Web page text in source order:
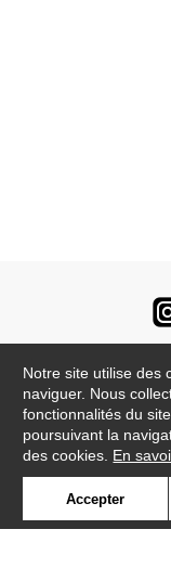
Notre site utilise des
naviguer. Nous
fonctionnalités du
poursuivant la
des cookies. En
Accepter